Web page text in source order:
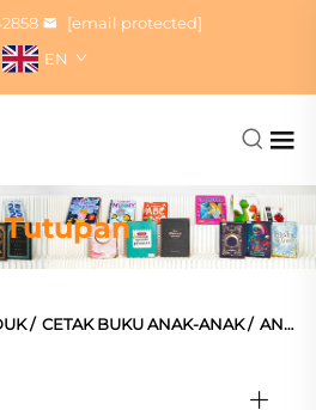
[email protected]
EN
/ CETAK BUKU ANAK-ANAK/ ANGKAT FLAP CERITA